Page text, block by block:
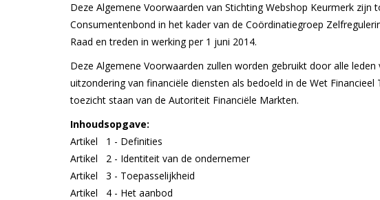
Deze Algemene Voorwaarden van Stichting Webshop Keurmerk
Consumentenbond in het kader van de Coördinatiegroep
Raad en treden in werking per 1 juni 2014.
Deze Algemene Voorwaarden zullen worden gebruikt door alle
uitzondering van financiële diensten als bedoeld in de Wet
toezicht staan van de Autoriteit Financiële Markten.
Inhoudsopgave:
Artikel 1 - Definities
Artikel 2 - Identiteit van de ondernemer
Artikel 3 - Toepasselijkheid
Artikel 4 - Het aanbod